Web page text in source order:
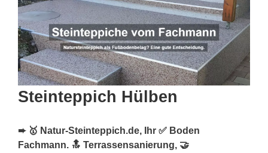
Steinteppich Hülben
➨ 🥇 Natur-Steinteppich.de, Ihr ✅ Boden
Fachmann. 🔝 Terrassensanierung, 🤝